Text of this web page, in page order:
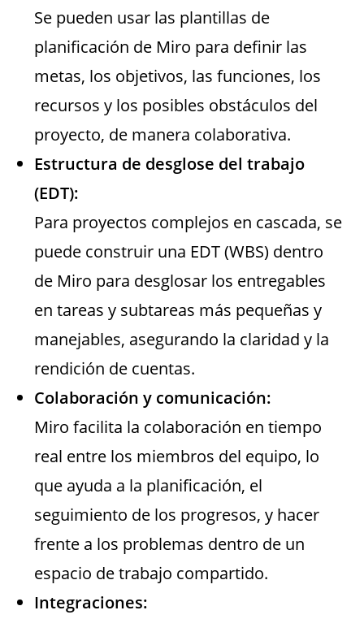
Se pueden usar las plantillas de
planificación de Miro para definir las
metas, los objetivos, las funciones, los
recursos y los posibles obstáculos del
proyecto, de manera colaborativa.
Estructura de desglose del trabajo
(EDT):
Para proyectos complejos en cascada, se
puede construir una EDT (WBS) dentro
de Miro para desglosar los entregables
en tareas y subtareas más pequeñas y
manejables, asegurando la claridad y la
rendición de cuentas.
Colaboración y comunicación:
Miro facilita la colaboración en tiempo
real entre los miembros del equipo, lo
que ayuda a la planificación, el
seguimiento de los progresos, y hacer
frente a los problemas dentro de un
espacio de trabajo compartido.
Integraciones: